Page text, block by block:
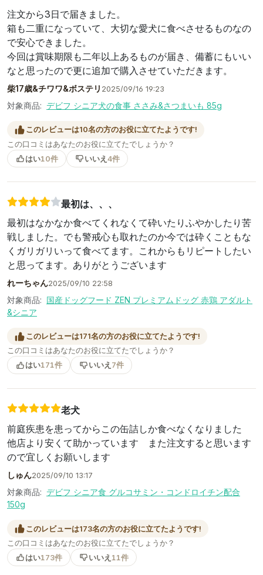
注文から3日で届きました。
箱も二重になっていて、大切な愛犬に食べさせるものなの
で安心できました。
今回は賞味期限も二年以上あるものが届き、備蓄にもいい
なと思ったので更に追加で購入させていただきます。
柴17歳&チワワ&ボステリ 2025/09/16 19:23
対象商品: デビフ シニア犬の食事 ささみ&さつまいも 85g
このレビューは10名の方のお役に立てたようです!
この口コミはあなたのお役に立てたでしょうか？
はい10件 いいえ 4件
最初は、、、
最初はなかなか食べてくれなくて砕いたりふやかしたり苦
戦しました。でも警戒心も取れたのか今では砕くこともな
くガリガリいって食べてます。これからもリピートしたい
と思ってます。ありがとうございます
れーちゃん2025/09/10 22:58
対象商品: 国産ドッグフード ZEN プレミアムドッグ 赤鶏 アダルト
&シニア
このレビューは171名の方のお役に立てたようです!
この口コミはあなたのお役に立てたでしょうか？
はい171件 いいえ 7件
老犬
前庭疾患を患ってからこの缶詰しか食べなくなりました
他店より安くて助かっています また注文すると思います
ので宜しくお願いします
しゅん2025/09/10 13:17
対象商品: デビフ シニア食 グルコサミン・コンドロイチン配合
150g
このレビューは173名の方のお役に立てたようです!
この口コミはあなたのお役に立てたでしょうか？
はい173件 いいえ 11件